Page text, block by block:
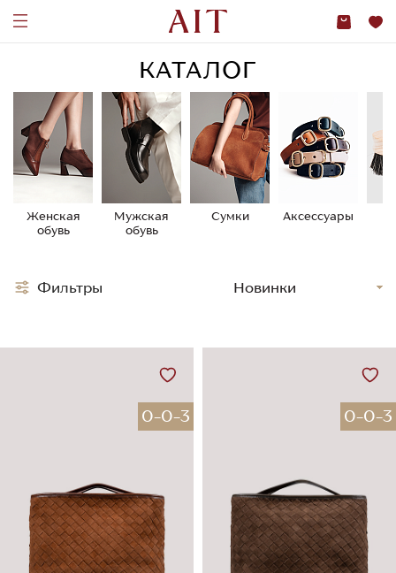
КАТАЛОГ
Женская
обувь
Мужская
обувь
Сумки Аксессуары
0-0-3 0-0-3
Фильтры